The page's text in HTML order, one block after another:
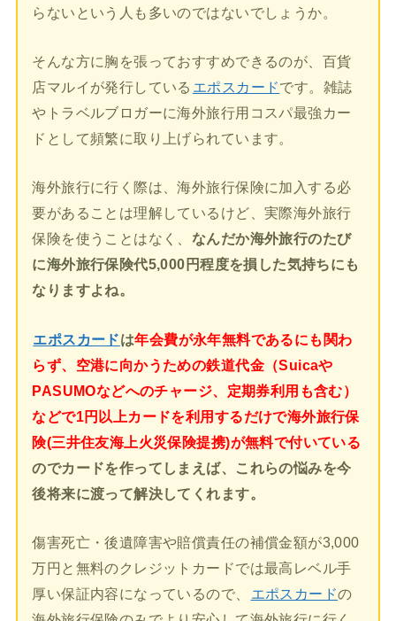
らないという人も多いのではないでしょうか。
そんな方に胸を張っておすすめできるのが、百貨
店マルイが発行している エポスカードです。雑誌
やトラベルブロガーに海外旅行用コスパ最強カー
ドとして頻繁に取り上げられています。
海外旅行に行く際は、海外旅行保険に加入する必
要があることは理解しているけど、実際海外旅行
保険を使うことはなく、 なんだか海外旅行のたび
に海外旅行保険代5,000円程度を損した気持ちにも
なりますよね。
エポスカードは年会費が永年無料であるにも関わ
らず、空港に向かうための鉄道代金（Suicaや
PASUMOなどへのチャージ、定期券利用も含む）
などで1円以上カードを利用するだけで海外旅行保
険(三井住友海上火災保険提携)が無料で付いている
のでカードを作ってしまえば、これらの悩みを今
後将来に渡って解決してくれます。
傷害死亡・後遺障害や賠償責任の補償金額が3,000
万円と無料のクレジットカードでは最高レベル手
厚い保証内容になっているので、
エポスカードの